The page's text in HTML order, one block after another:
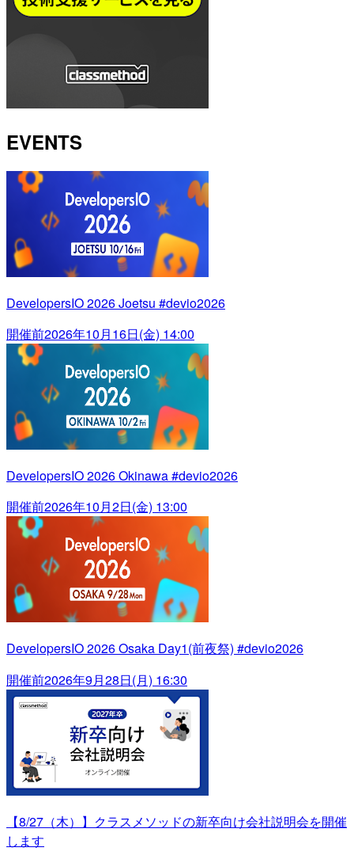
EVENTS
DevelopersIO 2026 Joetsu #devio2026
開催前2026年10月16日(金) 14:00
DevelopersIO 2026 Okinawa #devio2026
開催前2026年10月2日(金) 13:00
DevelopersIO 2026 Osaka Day1(前夜祭) #devio2026
開催前2026年9月28日(月) 16:30
【8/27（木）】クラスメソッドの新卒向け会社説明会を開催
します